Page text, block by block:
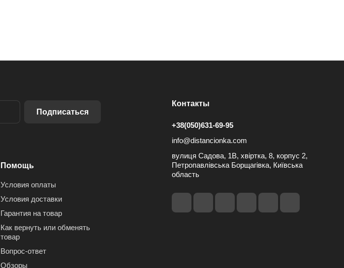
Подписаться
Помощь
Условия оплаты
Условия доставки
Гарантия на товар
Как вернуть или обменять
товар
Вопрос-ответ
Обзоры
Контакты
+38(050)631-69-95
info@distancionka.com
вулиця Садова, 1В, хвіртка, 8, корпус 2,
Петропавлівська Борщагівка, Київська
область